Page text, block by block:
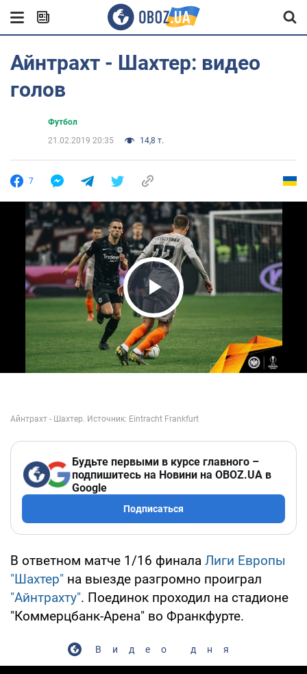
Айнтрахт - Шахтер: видео
голов
Футбол
21.02.2019 20:35
14,8 т.
7
Play Video
Будьте первыми в курсе главного –
подпишитесь на Новини на OBOZ.UA в
Google
Подписаться
В ответном матче 1/16 финала Лиги Европы
"Шахтер" на выезде разгромно проиграл
"Айнтрахту". Поединок проходил на стадионе
"Коммерцбанк-Арена" во Франкфурте.
Видео дня